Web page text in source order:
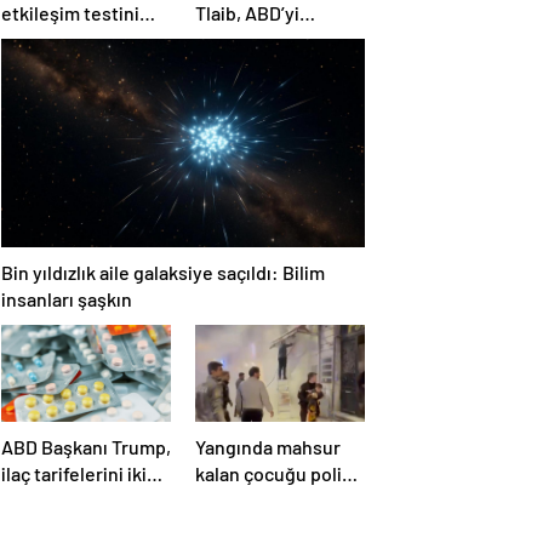
etkileşim testini
geçemedi
Tlaib, ABD’yi
Filistin’deki
“soykırımda suç
ortağı” olmakla
itham etti
Bin yıldızlık aile galaksiye saçıldı: Bilim
insanları şaşkın
ABD Başkanı Trump,
ilaç tarifelerini iki
Yangında mahsur
kalan çocuğu polis